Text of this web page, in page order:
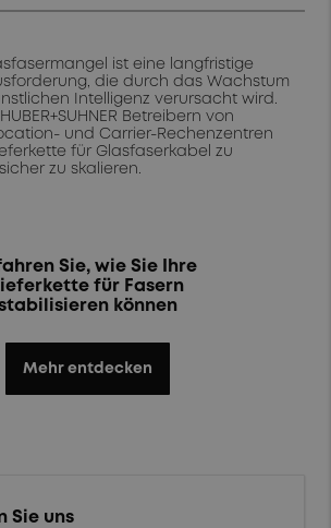
ist eine langfristige
die durch das Wachstum
Intelligenz verursacht wird.
Betreibern von
und Carrier-Rechenzentren
für Glasfaserkabel zu
zu skalieren.
Sie, wie Sie Ihre
für Fasern
können
Mehr entdecken
Sie uns